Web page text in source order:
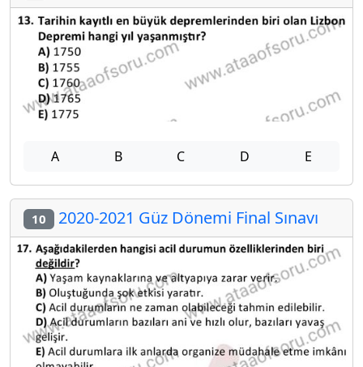
A B C D E
10 2020-2021 Güz Dönemi Final Sınavı